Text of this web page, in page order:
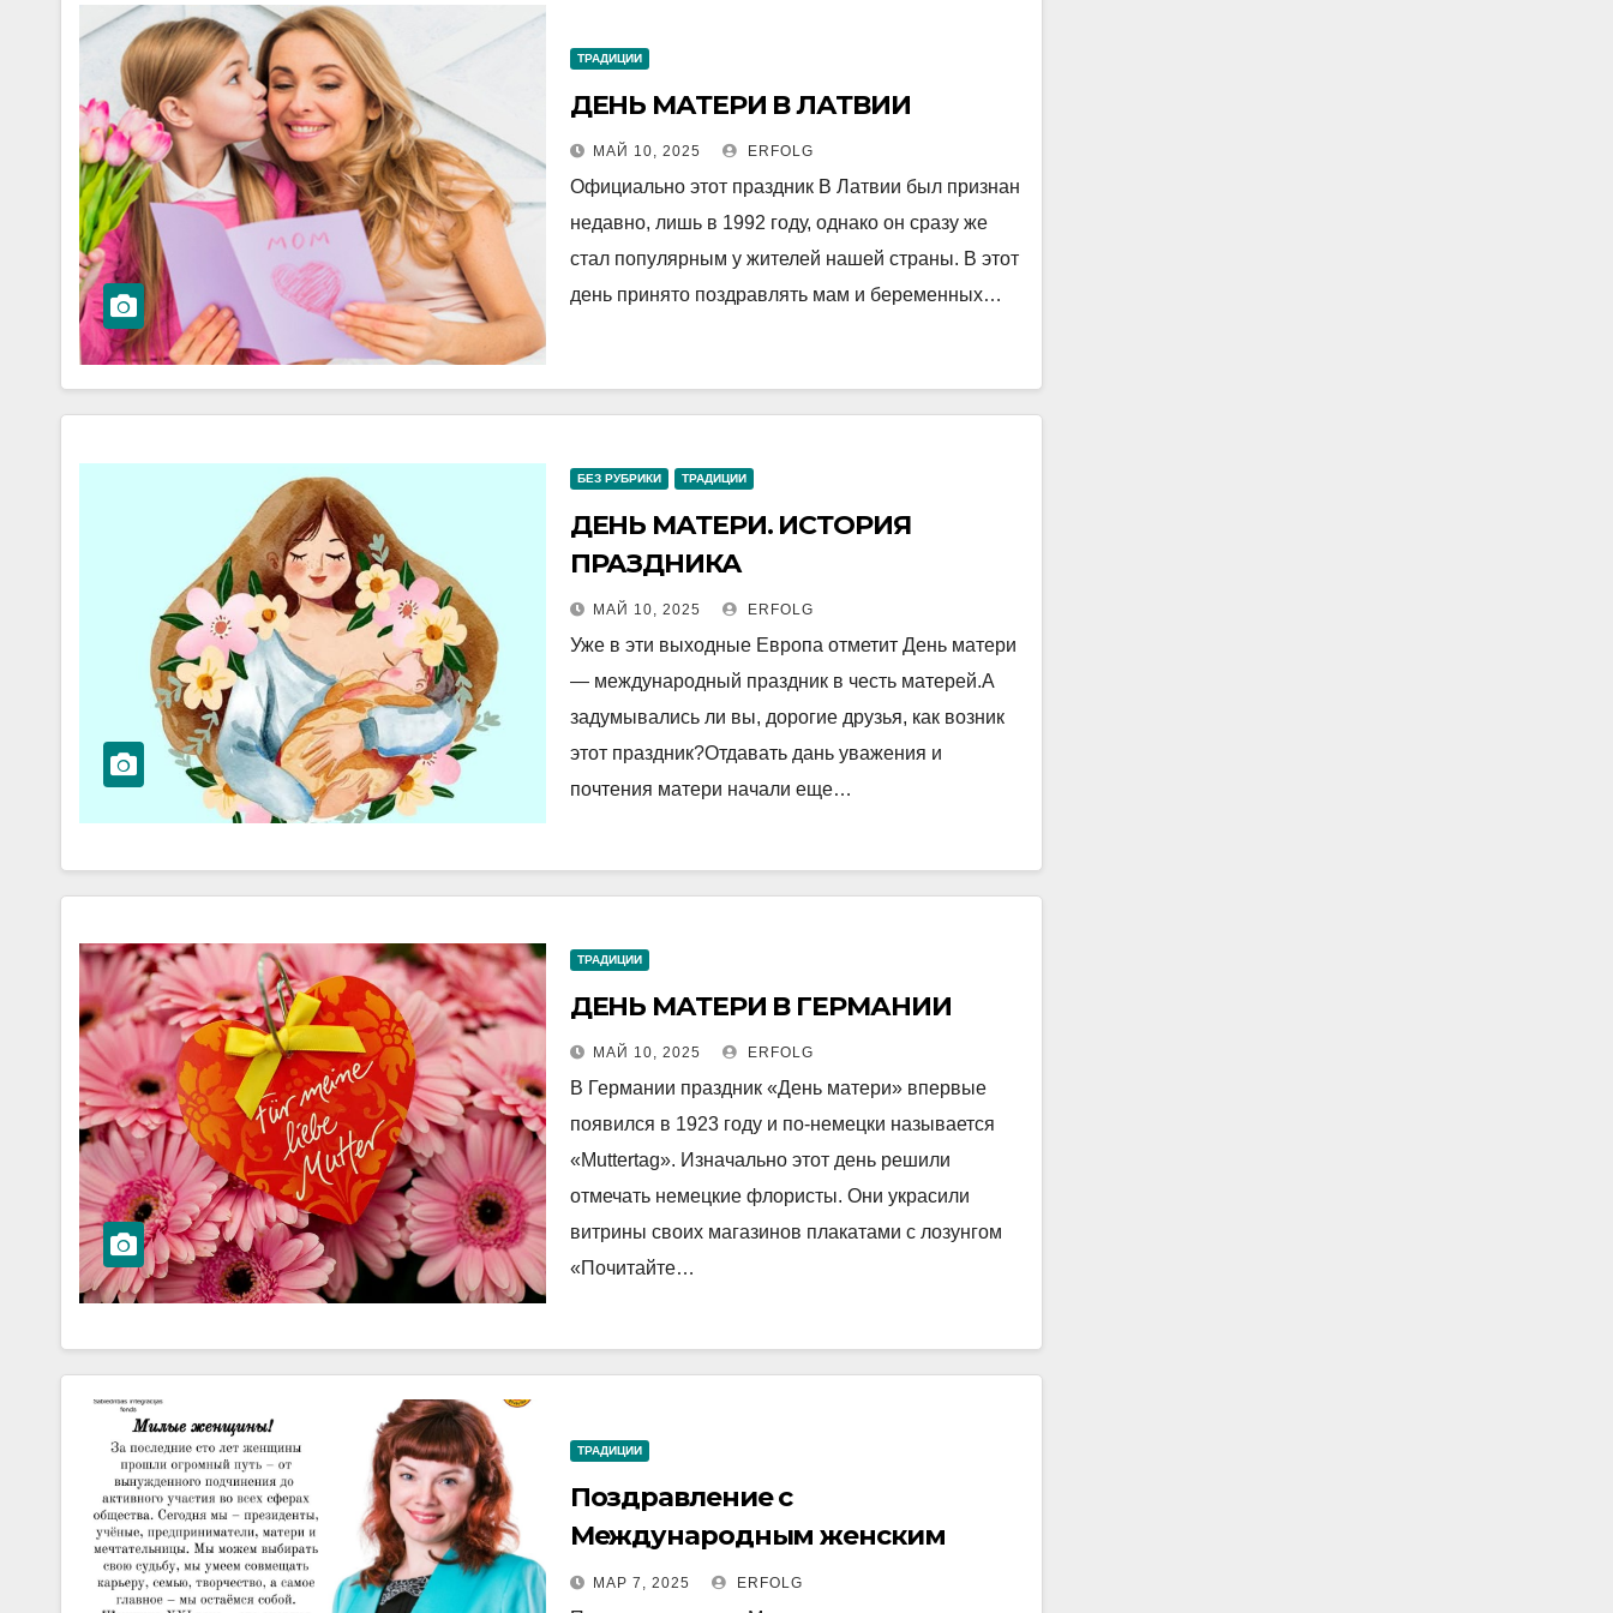
ТРАДИЦИИ
ДЕНЬ МАТЕРИ В ЛАТВИИ
МАЙ 10, 2025 ERFOLG
Официально этот праздник В Латвии был признан
недавно, лишь в 1992 году, однако он сразу же
стал популярным у жителей нашей страны. В этот
день принято поздравлять мам и беременных…
БЕЗ РУБРИКИ ТРАДИЦИИ
ДЕНЬ МАТЕРИ. ИСТОРИЯ
ПРАЗДНИКА
МАЙ 10, 2025 ERFOLG
Уже в эти выходные Европа отметит День матери
— международный праздник в честь матерей.А
задумывались ли вы, дорогие друзья, как возник
этот праздник?Отдавать дань уважения и
почтения матери начали еще…
ТРАДИЦИИ
ДЕНЬ МАТЕРИ В ГЕРМАНИИ
МАЙ 10, 2025 ERFOLG
В Германии праздник «День матери» впервые
появился в 1923 году и по-немецки называется
«Muttertag». Изначально этот день решили
отмечать немецкие флористы. Они украсили
витрины своих магазинов плакатами с лозунгом
«Почитайте…
ТРАДИЦИИ
Поздравление с
Международным женским
днем от Erfolg!
МАР 7, 2025 ERFOLG